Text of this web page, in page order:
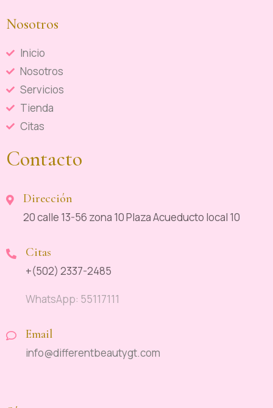
Nosotros
Inicio
Nosotros
Servicios
Tienda
Citas
Contacto
Dirección
20 calle 13-56 zona 10 Plaza Acueducto local 10
Citas
+(502) 2337-2485
WhatsApp: 55117111
Email
info@differentbeautygt.com